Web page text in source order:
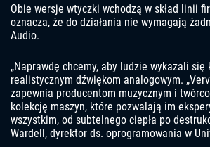
Obie wersje wtyczki wchodzą w skład linii
oznacza, że ​​do działania nie wymagają
Audio.
„Naprawdę chcemy, aby ludzie wykazali
realistycznym dźwiękom analogowym.
zapewnia producentom muzycznym i
kolekcję maszyn, które pozwalają im
wszystkim, od subtelnego ciepła po
Wardell, dyrektor ds. oprogramowania w